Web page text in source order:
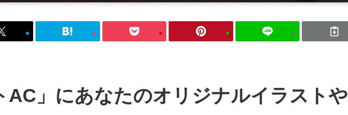
AC」にあなたのオリジナルイラストや